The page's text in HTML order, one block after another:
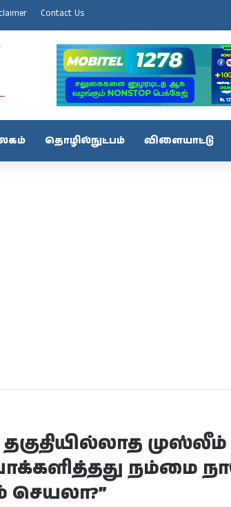
Contact Us
தொழில்நுட்பம் விளையாட்டு
முஸ்லீம்
நம்மை